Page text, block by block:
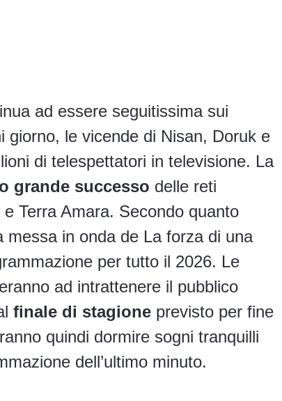
ad essere seguitissima sui
giorno, le vicende di Nisan, Doruk e
di telespettatori in televisione. La
grande successo delle reti
Terra Amara. Secondo quanto
messa in onda de La forza di una
per tutto il 2026. Le
ad intrattenere il pubblico
finale di stagione previsto per fine
quindi dormire sogni tranquilli
dell’ultimo minuto.